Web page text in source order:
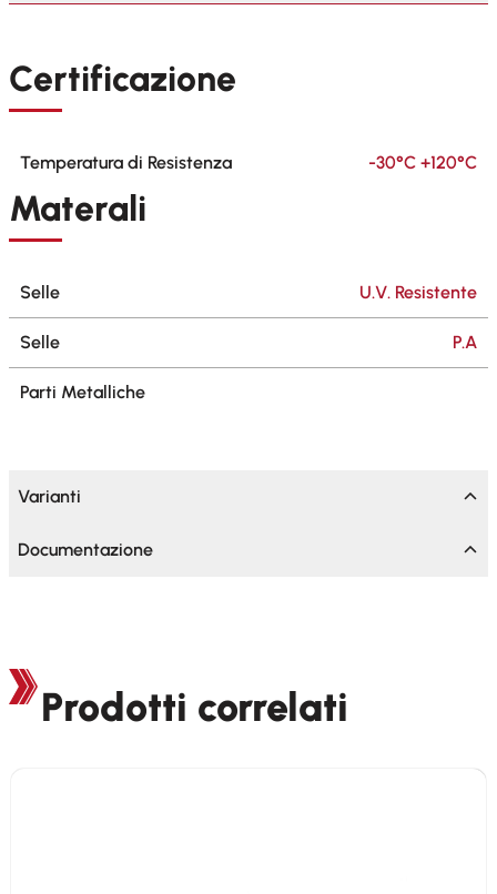
Certificazione
Temperatura di Resistenza -30°C +120°C
Materali
Selle U.V. Resistente
Selle P.A
Parti Metalliche
Varianti
Documentazione
Prodotti correlati